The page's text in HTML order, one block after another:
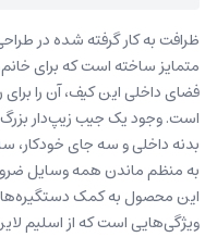
ظرافت به کار گرفته شده در
متمایز ساخته است که برای
فضای داخلی این کیف، آن‌ را برای
است. وجود یک جیب زیپ‌دار
بدنه داخلی و سه جای خودکار،
به‌ منظم ماندن همه وسایل
این محصول به کمک دستگیره‌های
ویژگی‌هایی است که از اسلیم